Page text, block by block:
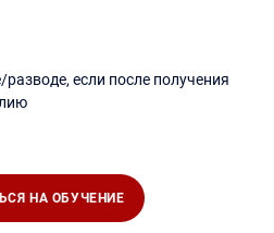
если после получения
НА ОБУЧЕНИЕ